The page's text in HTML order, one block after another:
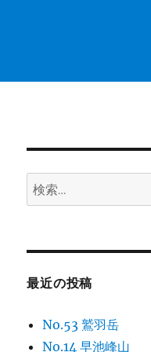
検
索:
最近の投稿
No.53 鷲羽岳
No.14 早池峰山